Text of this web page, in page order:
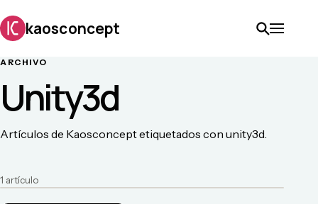
kaosconcept
ARCHIVO
Unity3d
Artículos de Kaosconcept etiquetados con unity3d.
1 artículo